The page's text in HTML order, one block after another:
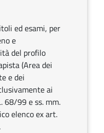
ed esami, per
e
del profilo
(Area dei
e dei
ai
68/99 e ss. mm.
elenco ex art.